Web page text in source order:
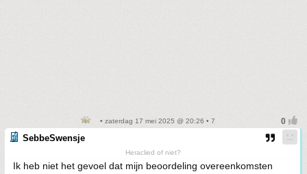
• zaterdag 17 mei 2025 @ 20:26 • 7
SebbeSwensje
Heraclied of niet?
Ik heb niet het gevoel dat mijn beoordeling overeenkomsten